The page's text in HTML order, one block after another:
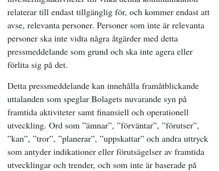
relaterar till endast tillgänglig för, och kommer endast att
avse, relevanta personer. Personer som inte är relevanta
personer ska inte vidta några åtgärder med detta
pressmeddelande som grund och ska inte agera eller
förlita sig på det.
Detta pressmeddelande kan innehålla framåtblickande
uttalanden som speglar Bolagets nuvarande syn på
framtida aktiviteter samt finansiell och operationell
utveckling. Ord som ”ämnar”, ”förväntar”, ”förutser”,
”kan”, ”tror”, ”planerar”, ”uppskattar” och andra uttryck
som antyder indikationer eller förutsägelser av framtida
utvecklingar och trender, och som inte är baserade på